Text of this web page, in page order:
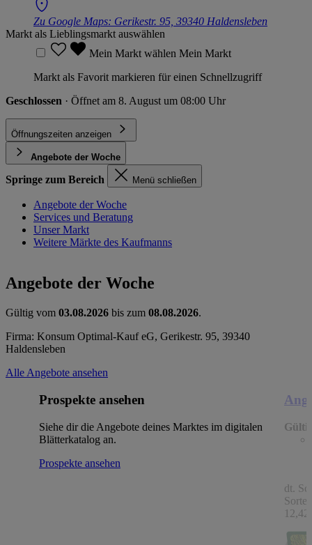
Zu Google Maps: Gerikestr. 95, 39340 Haldensleben
Markt als Lieblingsmarkt auswählen
Mein Markt wählen Mein Markt
Markt als Favorit markieren für einen Schnellzugriff
Geschlossen · Öffnet am 8. August um 08:00 Uhr
Öffnungszeiten anzeigen
Angebote der Woche
Springe zum Bereich Menü schließen
Angebote der Woche
Services und Beratung
Unser Markt
Weitere Märkte des Kaufmanns
Angebote der Woche
Gültig vom 03.08.2026 bis zum 08.08.2026.
Firma: Konsum Optimal-Kauf eG, Gerikestr. 95, 39340
Haldensleben
Alle Angebote ansehen
Prospekte ansehen
Siehe dir die Angebote deines Marktes im digitalen
Blätterkatalog an.
Prospekte ansehen
dt.